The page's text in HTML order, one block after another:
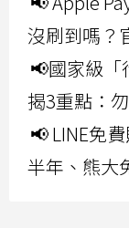
沒刷到嗎？
📢國家級「
揭3重點：
📢 LINE免
半年、熊大